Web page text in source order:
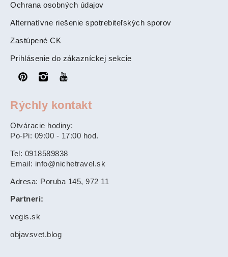
Ochrana osobných údajov
Alternatívne riešenie spotrebiteľských sporov
Zastúpené CK
Prihlásenie do zákazníckej sekcie
Rýchly kontakt
Otváracie hodiny:
Po-Pi: 09:00 - 17:00 hod.
Tel: 0918589838
Email: info@nichetravel.sk
Adresa: Poruba 145, 972 11
Partneri:
vegis.sk
objavsvet.blog